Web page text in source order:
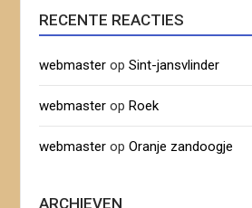
RECENTE REACTIES
webmaster opSint-jansvlinder
webmaster opRoek
webmaster opOranje zandoogje
ARCHIEVEN